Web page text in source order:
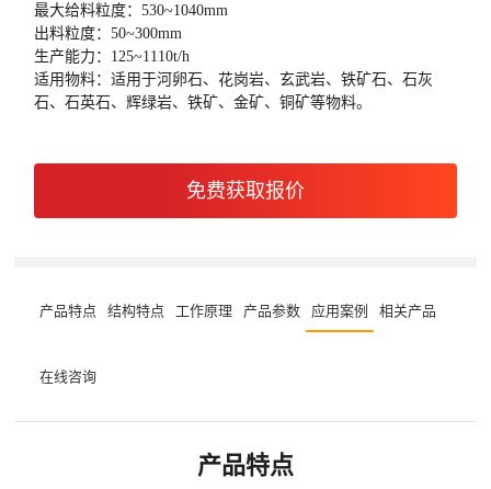
最大给料粒度：530~1040mm
出料粒度：50~300mm
生产能力：125~1110t/h
适用物料：适用于河卵石、花岗岩、玄武岩、铁矿石、石灰
石、石英石、辉绿岩、铁矿、金矿、铜矿等物料。
免费获取报价
产品特点 结构特点 工作原理 产品参数 应用案例 相关产品
在线咨询
产品特点